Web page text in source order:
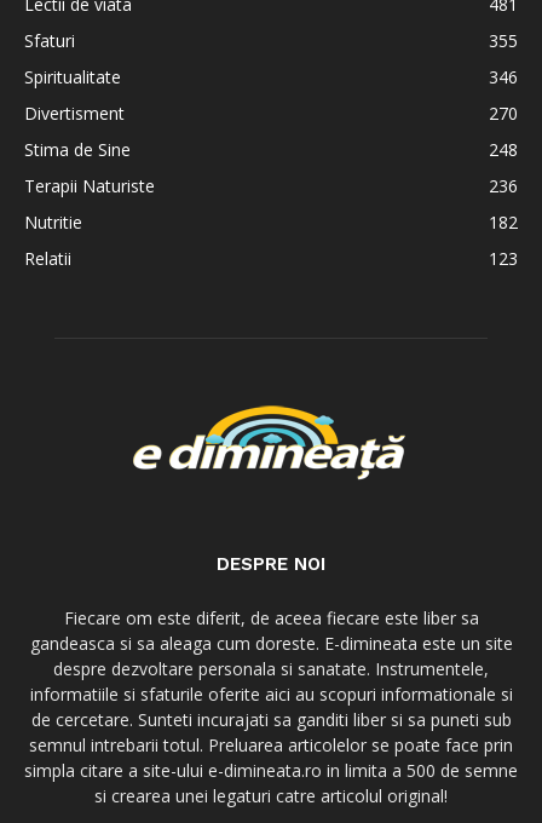
Sfaturi
355
Spiritualitate
346
Divertisment
270
Stima de Sine
248
Terapii Naturiste
236
Nutritie
182
Relatii
123
DESPRE NOI
Fiecare om este diferit, de aceea fiecare este liber sa
gandeasca si sa aleaga cum doreste. E-dimineata este un site
despre dezvoltare personala si sanatate. Instrumentele,
informatiile si sfaturile oferite aici au scopuri informationale si
de cercetare. Sunteti incurajati sa ganditi liber si sa puneti sub
semnul intrebarii totul. Preluarea articolelor se poate face prin
simpla citare a site-ului e-dimineata.ro in limita a 500 de semne
si crearea unei legaturi catre articolul original!